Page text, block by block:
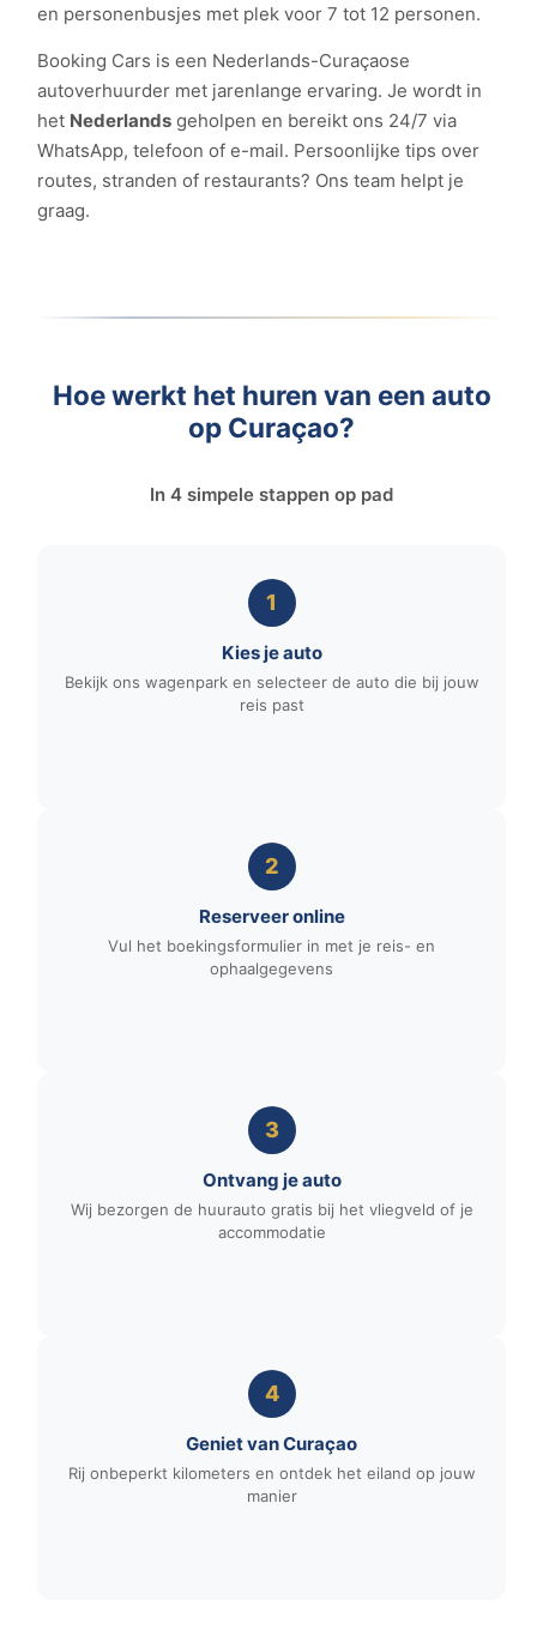
en personenbusjes met plek voor 7 tot 12 personen.
Booking Cars is een Nederlands-Curaçaose
autoverhuurder met jarenlange ervaring. Je wordt in
het Nederlands geholpen en bereikt ons 24/7 via
WhatsApp, telefoon of e-mail. Persoonlijke tips over
routes, stranden of restaurants? Ons team helpt je
graag.
Hoe werkt het huren van een auto
op Curaçao?
In 4 simpele stappen op pad
1
Kies je auto
Bekijk ons wagenpark en selecteer de auto die bij jouw
reis past
2
Reserveer online
Vul het boekingsformulier in met je reis- en
ophaalgegevens
3
Ontvang je auto
Wij bezorgen de huurauto gratis bij het vliegveld of je
accommodatie
4
Geniet van Curaçao
Rij onbeperkt kilometers en ontdek het eiland op jouw
manier